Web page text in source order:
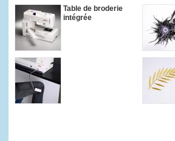
Table de broderie
intégrée